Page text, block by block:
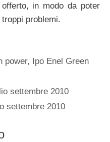
in modo da poter
problemi.
power, Ipo Enel Green
settembre 2010
settembre 2010